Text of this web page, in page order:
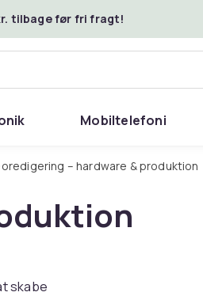
tilbage før fri fragt!
Mobiltelefoni
– hardware & produktion
skabe